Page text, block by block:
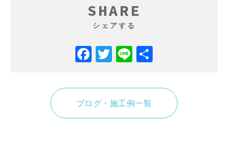
SHARE
シェアする
Facebook
Twitter
Line
ブログ・施工例一覧